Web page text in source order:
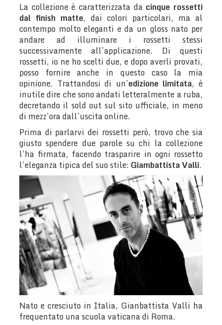
La collezione è caratterizzata da cinque rossetti
dal finish matte, dai colori particolari, ma al
contempo molto eleganti e da un gloss nato per
andare ad illuminare i rossetti stessi
successivamente all’applicazione. Di questi
rossetti, io ne ho scelti due, e dopo averli provati,
posso fornire anche in questo caso la mia
opinione. Trattandosi di un’edizione limitata, è
inutile dire che sono andati letteralmente a ruba,
decretando il sold out sul sito ufficiale, in meno
di mezz’ora dall’uscita online.
Prima di parlarvi dei rossetti però, trovo che sia
giusto spendere due parole su chi la collezione
l’ha firmata, facendo trasparire in ogni rossetto
l’eleganza tipica del suo stile: Giambattista Valli.
Nato e cresciuto in Italia, Gianbattista Valli ha
frequentato una scuola vaticana di Roma.